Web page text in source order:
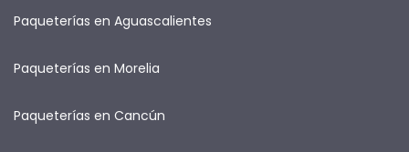
Paqueterías en Aguascalientes
Paqueterías en Morelia
Paqueterías en Cancún